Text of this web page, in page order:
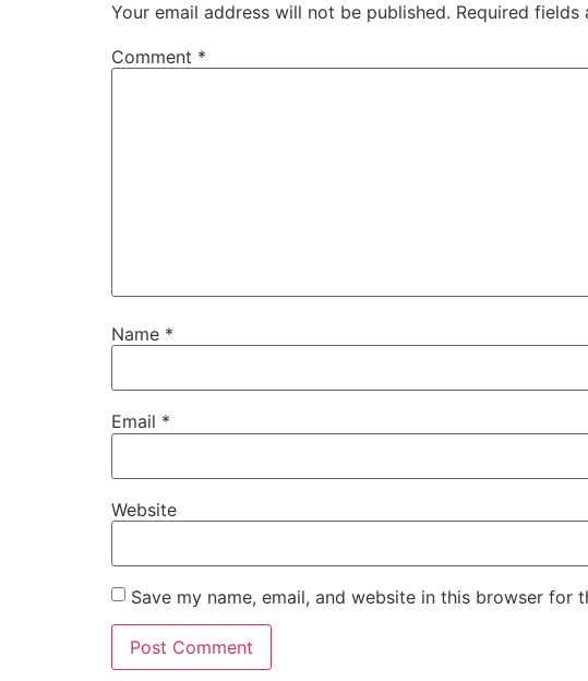
Your email address will not be published. Required fields
Comment *
Name *
Email *
Website
Save my name, email, and website in this browser for